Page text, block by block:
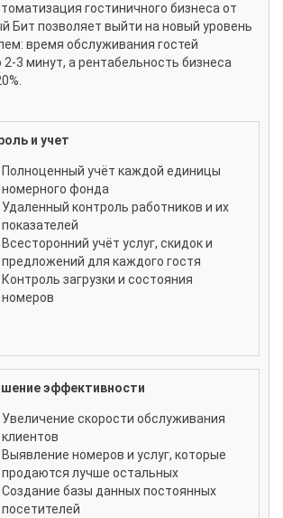
гостиничного бизнеса от
Бит позволяет выйти на новый уровень
время обслуживания гостей
3 минут, а рентабельность бизнеса
и учет
Полноценный учёт каждой единицы
номерного фонда
Удаленный контроль работников и их
показателей
Всесторонний учёт услуг, скидок и
предложений для каждого гостя
Контроль загрузки и состояния
номеров
эффективности
Увеличение скорости обслуживания
клиентов
Выявление номеров и услуг, которые
продаются лучше остальных
Создание базы данных постоянных
посетителей